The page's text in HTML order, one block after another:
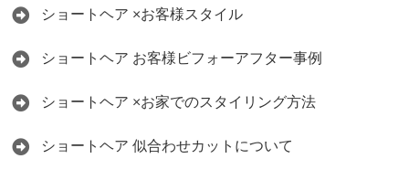
ショートヘア ×お客様スタイル
ショートヘア お客様ビフォーアフター事例
ショートヘア ×お家でのスタイリング方法
ショートヘア 似合わせカットについて